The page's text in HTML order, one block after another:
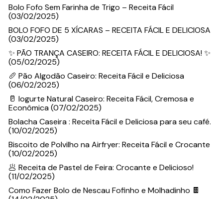
Bolo Fofo Sem Farinha de Trigo – Receita Fácil
(03/02/2025)
BOLO FOFO DE 5 XÍCARAS – RECEITA FÁCIL E DELICIOSA
(03/02/2025)
✨ PÃO TRANÇA CASEIRO: RECEITA FÁCIL E DELICIOSA! ✨
(05/02/2025)
🥖 Pão Algodão Caseiro: Receita Fácil e Deliciosa
(06/02/2025)
🥛 Iogurte Natural Caseiro: Receita Fácil, Cremosa e
Econômica (07/02/2025)
Bolacha Caseira : Receita Fácil e Deliciosa para seu café.
(10/02/2025)
Biscoito de Polvilho na Airfryer: Receita Fácil e Crocante
(10/02/2025)
🥟 Receita de Pastel de Feira: Crocante e Delicioso!
(11/02/2025)
Como Fazer Bolo de Nescau Fofinho e Molhadinho 🍫